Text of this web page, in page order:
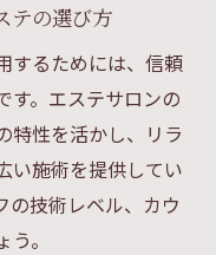
テの選び方
するためには、信頼
す。エステサロンの
特性を活かし、リラ
い施術を提供してい
の技術レベル、カウ
。